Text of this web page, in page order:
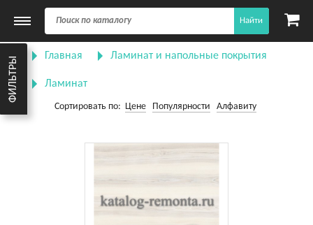
Найти
Главная Ламинат и напольные покрытия
Ламинат
ФИЛЬТРЫ
Сортировать по: Цене Популярности Алфавиту